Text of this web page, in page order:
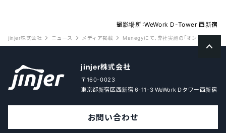
jinjer株式会社 ニュース メディア掲載 Manegyにて、弊社実施の「オンプレミス
撮影場所：WeWork D-Tower 西新宿
jinjer株式会社
〒160-0023
東京都新宿区西新宿 6-11-3 WeWork Dタワー西新宿
お問い合わせ